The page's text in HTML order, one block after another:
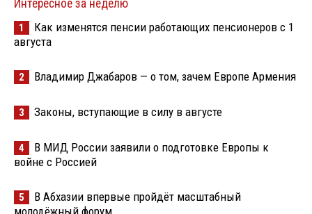
Интересное за неделю
1
Как изменятся пенсии работающих пенсионеров с 1
августа
2 Владимир Джабаров — о том, зачем Европе Армения
3 Законы, вступающие в силу в августе
4
В МИД России заявили о подготовке Европы к
войне с Россией
5
В Абхазии впервые пройдёт масштабный